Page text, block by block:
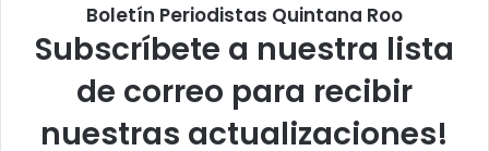
Boletín Periodistas Quintana Roo
Subscríbete a nuestra lista
de correo para recibir
nuestras actualizaciones!